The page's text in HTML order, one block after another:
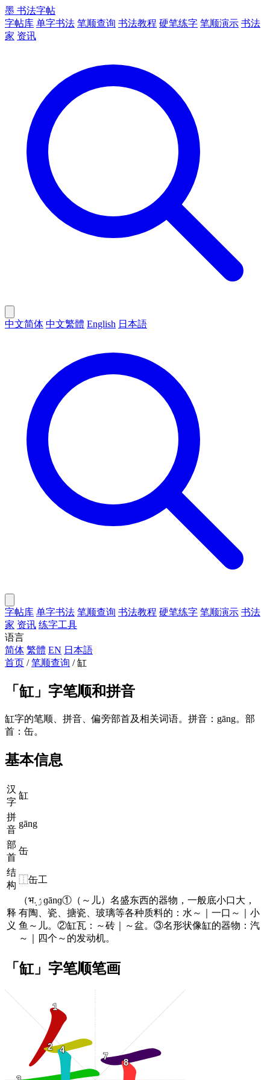
墨 书法字帖
字帖库 单字书法 笔顺查询 书法教程 硬笔练字 笔顺演示 书法
家 资讯
中文简体 中文繁體 English 日本語
字帖库 单字书法 笔顺查询 书法教程 硬笔练字 笔顺演示 书法
家 资讯 练字工具
语言
简体 繁體 EN 日本語
首页 / 笔顺查询 / 缸
「 缸 」字笔顺和拼音
缸字的笔顺、拼音、偏旁部首及相关词语。拼音：gāng。部
首：缶。
基本信息
汉
字
缸
拼
音
gāng
部
首
缶
结
构
⿰缶工
释
义
（भۯ܉ɡānɡ①（～儿）名盛东西的器物，一般底小口大，
有陶、瓷、搪瓷、玻璃等各种质料的：水～｜一口～｜小
鱼～儿。②缸瓦：～砖｜～盆。③名形状像缸的器物：汽
～｜四个～的发动机。
「缸」字笔顺笔画